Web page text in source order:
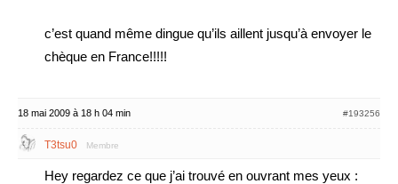
c’est quand même dingue qu’ils aillent jusqu’à envoyer le
chèque en France!!!!!
18 mai 2009 à 18 h 04 min #193256
T3tsu0 Membre
Hey regardez ce que j’ai trouvé en ouvrant mes yeux :